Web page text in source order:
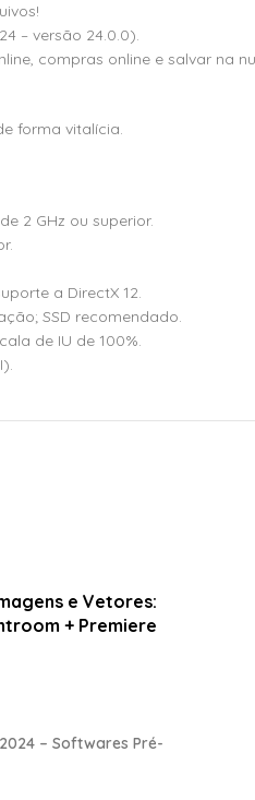
– versão 24.0.0).
compras online e salvar
forma vitalícia.
2 GHz ou superior.
a DirectX 12.
SSD recomendado.
de IU de 100%.
e Vetores:
+ Premiere
– Softwares Pré-